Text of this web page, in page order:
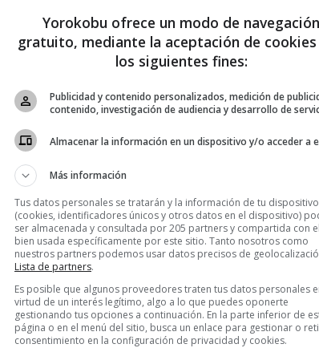
Yorokobu ofrece un modo de navegación
gratuito, mediante la aceptación de cookies
los siguientes fines:
Publicidad y contenido personalizados, medición de
contenido, investigación de audiencia y desarrollo de
Almacenar la información en un dispositivo y/o acceder a
Más información
Tus datos personales se tratarán y la información de tu dispositivo
(cookies, identificadores únicos y otros datos en el dispositivo)
ser almacenada y consultada por 205 partners y compartida con
bien usada específicamente por este sitio. Tanto nosotros como
nuestros partners podemos usar datos precisos de
Lista de partners.
Es posible que algunos proveedores traten tus datos personales
virtud de un interés legítimo, algo a lo que puedes oponerte
gestionando tus opciones a continuación. En la parte inferior de
página o en el menú del sitio, busca un enlace para gestionar o
consentimiento en la configuración de privacidad y cookies.